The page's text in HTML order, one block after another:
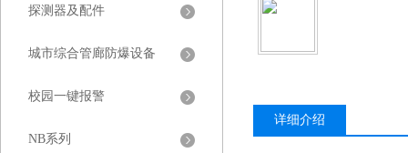
探测器及配件
城市综合管廊防爆设备
校园一键报警
NB系列
详细介绍